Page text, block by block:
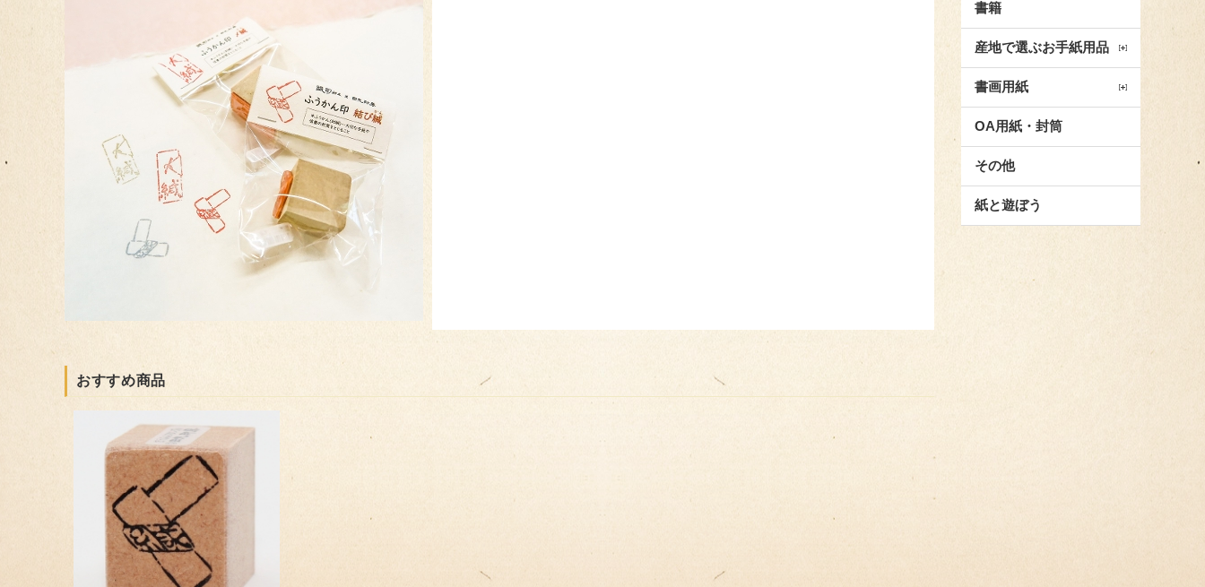
おすすめ商品
書籍
産地で選ぶお手紙用品
書画用紙
OA用紙・封筒
その他
紙と遊ぼう